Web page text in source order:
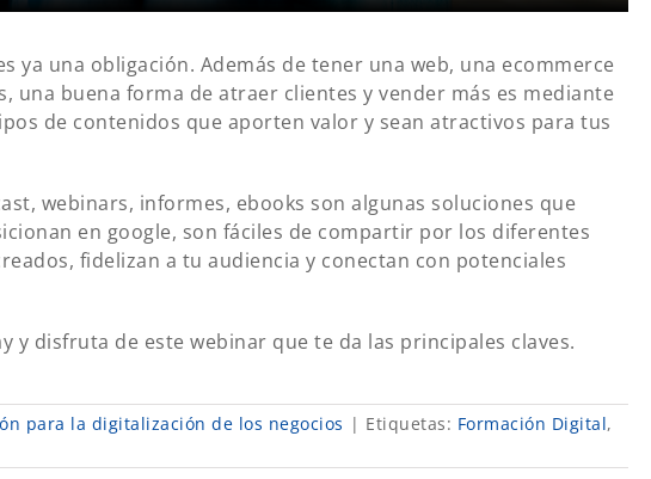
ya una obligación. Además de tener una web, una ecommerce
una buena forma de atraer clientes y vender más es mediante
de contenidos que aporten valor y sean atractivos para tus
webinars, informes, ebooks son algunas soluciones que
en google, son fáciles de compartir por los diferentes
fidelizan a tu audiencia y conectan con potenciales
y disfruta de este webinar que te da las principales claves.
para la digitalización de los negocios | Etiquetas: Formación Digital,